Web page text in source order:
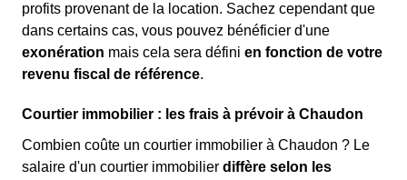
profits provenant de la location. Sachez cependant que
dans certains cas, vous pouvez bénéficier d'une
exonération mais cela sera défini en fonction de votre
revenu fiscal de référence.
Courtier immobilier : les frais à prévoir à Chaudon
Combien coûte un courtier immobilier à Chaudon ? Le
salaire d'un courtier immobilier diffère selon les